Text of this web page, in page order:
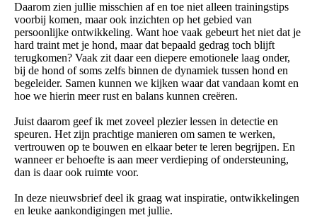
Daarom zien jullie misschien af en toe niet alleen trainingstips
voorbij komen, maar ook inzichten op het gebied van
persoonlijke ontwikkeling. Want hoe vaak gebeurt het niet dat je
hard traint met je hond, maar dat bepaald gedrag toch blijft
terugkomen? Vaak zit daar een diepere emotionele laag onder,
bij de hond of soms zelfs binnen de dynamiek tussen hond en
begeleider. Samen kunnen we kijken waar dat vandaan komt en
hoe we hierin meer rust en balans kunnen creëren.
Juist daarom geef ik met zoveel plezier lessen in detectie en
speuren. Het zijn prachtige manieren om samen te werken,
vertrouwen op te bouwen en elkaar beter te leren begrijpen. En
wanneer er behoefte is aan meer verdieping of ondersteuning,
dan is daar ook ruimte voor.
In deze nieuwsbrief deel ik graag wat inspiratie, ontwikkelingen
en leuke aankondigingen met jullie.